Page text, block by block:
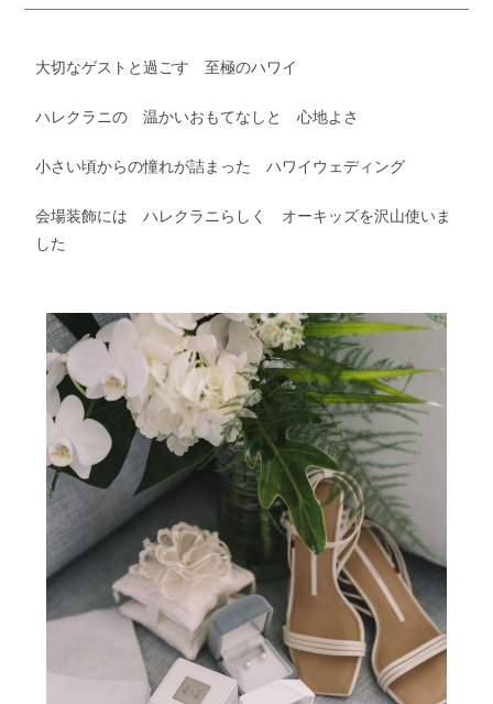
大切なゲストと過ごす 至極のハワイ
ハレクラニの 温かいおもてなしと 心地よさ
小さい頃からの憧れが詰まった ハワイウェディング
会場装飾には ハレクラニらしく オーキッズを沢山使いま
した